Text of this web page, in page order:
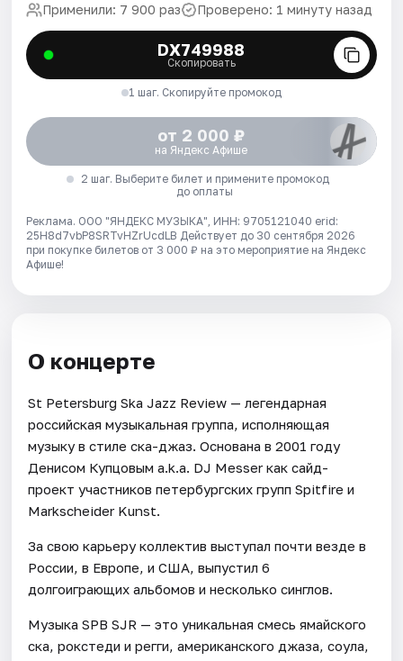
Применили: 7 900 раз Проверено: 1 минуту назад
DX749988
Скопировать
1 шаг. Скопируйте промокод
от 2 000 ₽
на Яндекс Афише
2 шаг. Выберите билет и примените промокод
до оплаты
Реклама. ООО "ЯНДЕКС МУЗЫКА", ИНН: 9705121040 erid:
25H8d7vbP8SRTvHZrUcdLB Действует до 30 сентября 2026
при покупке билетов от 3 000 ₽ на это мероприятие на Яндекс
Афише!
О концерте
St Petersburg Ska Jazz Review — легендарная
российская музыкальная группа, исполняющая
музыку в стиле ска-джаз. Основана в 2001 году
Денисом Купцовым a.k.a. DJ Messer как сайд-
проект участников петербургских групп Spitfire и
Markscheider Kunst.
За свою карьеру коллектив выступал почти везде в
России, в Европе, и США, выпустил 6
долгоиграющих альбомов и несколько синглов.
Музыка SPB SJR — это уникальная смесь ямайского
ска, рокстеди и регги, американского джаза, соула,